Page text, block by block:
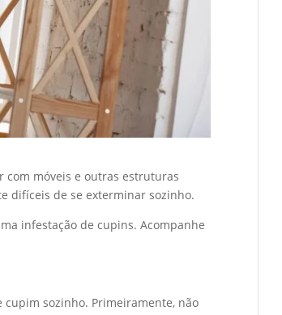
com móveis e outras estruturas
difíceis de se exterminar sozinho.
infestação de cupins. Acompanhe
sozinho. Primeiramente, não